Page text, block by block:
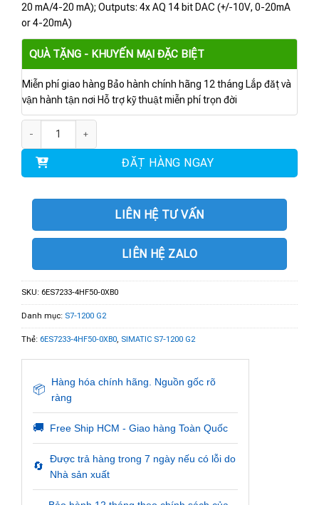
20 mA/4-20 mA); Outputs: 4x AQ 14 bit DAC (+/-10V, 0-20mA
or 4-20mA)
QUÀ TẶNG - KHUYẾN MẠI ĐẶC BIỆT
Miễn phí giao hàng Bảo hành chính hãng 12 tháng Lắp đặt và
vận hành tận nơi Hỗ trợ kỹ thuật miễn phí trọn đời
ĐẶT HÀNG NGAY
LIÊN HỆ TƯ VẤN
LIÊN HỆ ZALO
SKU: 6ES7233-4HF50-0XB0
Danh mục: S7-1200 G2
Thẻ: 6ES7233-4HF50-0XB0, SIMATIC S7-1200 G2
📦
Hàng hóa chính hãng. Nguồn gốc rõ
ràng
🚚 Free Ship HCM - Giao hàng Toàn Quốc
🔄
Được trả hàng trong 7 ngày nếu có lỗi do
Nhà sản xuất